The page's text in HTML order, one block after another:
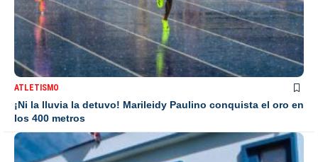
ATLETISMO
¡Ni la lluvia la detuvo! Marileidy Paulino conquista el oro en
los 400 metros